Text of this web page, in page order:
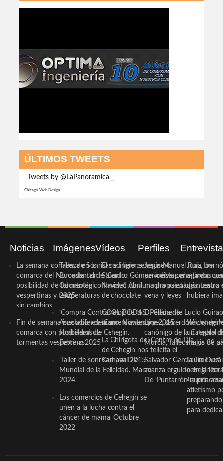
ÚLTIMOS TWEETS
Tweets by @LaPanoramica__
Chicago Web Design
Noticias
La semana comienza en la
comarca del Noroeste con
posibilidad de tormentas
vespertinas y temperaturas
sin cambios
Fin de semana inestable en la
comarca con posibilidad de
tormentas vespertinas
Imágenes
Taller de Sonrisas e Higiene
Bucodental de ‘Centro
Odontológico Innova’. Abril
2025
‘Compra Contrarreloj’ de la
Asociación de Comerciantes y
Hosteleros de Cehegín.
Febrero 2025
‘Taller de sonrisas’ por Día
Mundial de la Felicidad. Marzo
2024
Los comercios de Cehegín se
unen a la lucha contra el
cáncer de mama. Octubre
2022
Vídeos
El cocinero ceheginero
Salvador Gómez vuelve por
Navidad con una propuesta
de chocolate
COOL BODAS. Pedida de
mano. Noviembre 2015
La Chirigota del Centro de Día
de Cehegín nos felicita el
Carnaval 2015
Perfiles
Jesús Manuel Ruiz, un
periodista ceheginero con
mucha psicología, teatro
vena y leyes
D. Clemente Lucio Guirao
López, sacerdote
canónigo de la Catedral
Murcia, fallece a los 89
Salvador García Jiménez
avanza erguido en la
De ‘Puntarrón’ a
Juan
a tantas
de nuestra
hubiera
...
Wichy de
un regalo
magia de
Laura
ceheginera
«nunca
atletismo
para